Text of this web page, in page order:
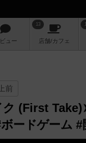
ュー
13
店舗/カフェ
1
前
ク (First
ードゲーム #